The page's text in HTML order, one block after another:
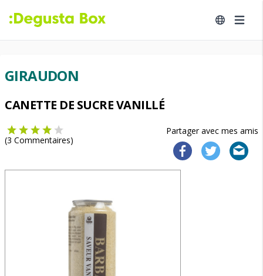
GIRAUDON
CANETTE DE SUCRE VANILLÉ
Partager avec mes amis
(3 Commentaires)